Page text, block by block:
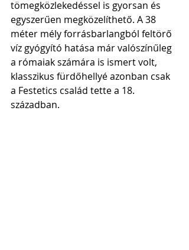
tömegközlekedéssel is gyorsan és
egyszerűen megközelíthető. A 38
méter mély forrásbarlangból feltörő
víz gyógyító hatása már valószínűleg
a rómaiak számára is ismert volt,
klasszikus fürdőhellyé azonban csak
a Festetics család tette a 18.
században.